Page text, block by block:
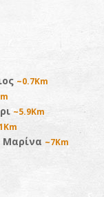
~0.7Km
~5.9Km
Μαρίνα ~7Km